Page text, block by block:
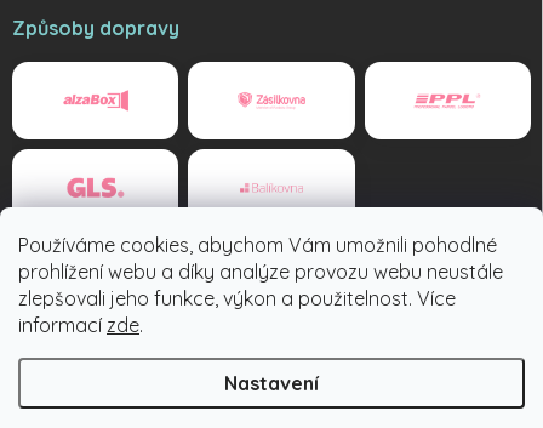
Používáme cookies, abychom Vám umožnili pohodlné
prohlížení webu a díky analýze provozu webu neustále
zlepšovali jeho funkce, výkon a použitelnost. Více
informací zde.
Nastavení
Způsoby dopravy
Způsoby platby